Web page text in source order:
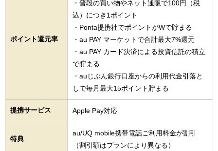
ポイント還元率
・普段の買い物やネット通販で100円（税
込）につき1ポイント
・Ponta提携社でポイントがWで貯まる
・au PAY マーケットで合計最大7%還元
・au PAY カード決済による投資信託の積立
で貯まる
・auじぶん銀行口座からの利用代金引落と
しで毎月最大15ポイント貯まる
提携サービス Apple Pay対応
特典
au/UQ mobile携帯電話ご利用料金が割引
（割引額はプランにより異なる）